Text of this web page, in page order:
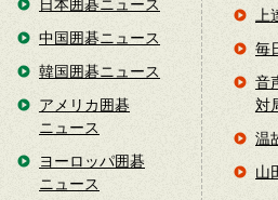
日本囲碁ニュース
中国囲碁ニュース
韓国囲碁ニュース
アメリカ囲碁
ニュース
ヨーロッパ囲碁
ニュース
毎
音
対
温
山